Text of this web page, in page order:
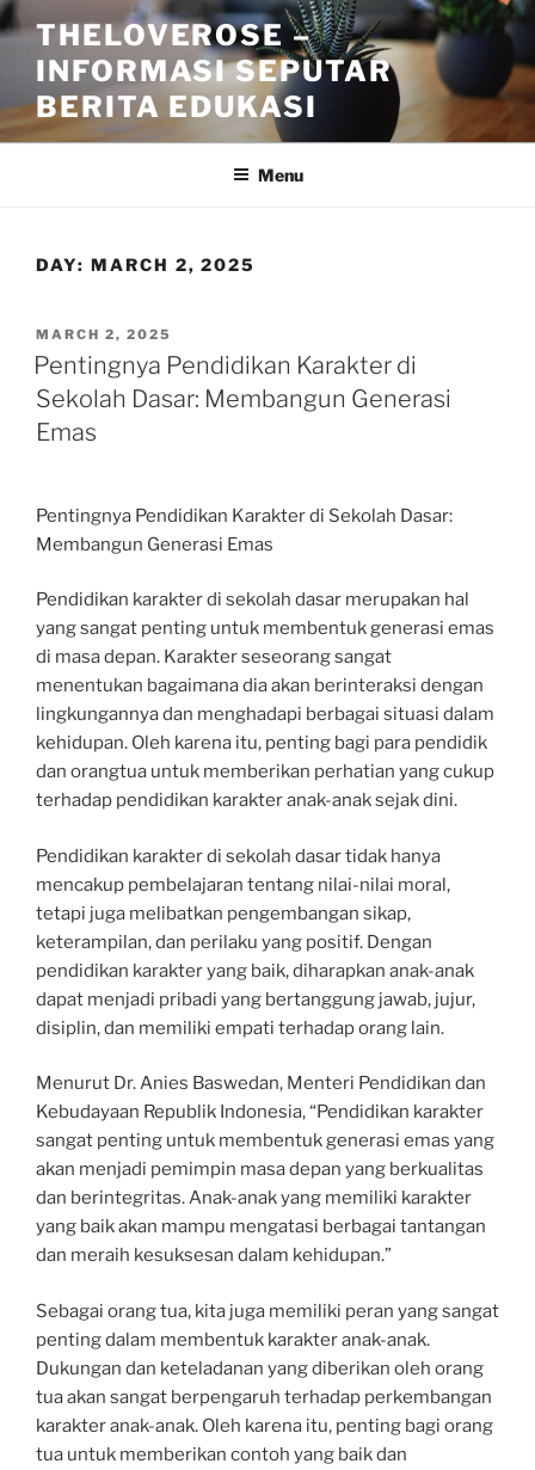
Skip
to
content
THELOVEROSE –
INFORMASI SEPUTAR
BERITA EDUKASI
Menu
DAY: MARCH 2, 2025
POSTED
ON
MARCH 2, 2025
Pentingnya Pendidikan Karakter di
Sekolah Dasar: Membangun Generasi
Emas
Pentingnya Pendidikan Karakter di Sekolah Dasar:
Membangun Generasi Emas
Pendidikan karakter di sekolah dasar merupakan hal
yang sangat penting untuk membentuk generasi emas
di masa depan. Karakter seseorang sangat
menentukan bagaimana dia akan berinteraksi dengan
lingkungannya dan menghadapi berbagai situasi dalam
kehidupan. Oleh karena itu, penting bagi para pendidik
dan orangtua untuk memberikan perhatian yang cukup
terhadap pendidikan karakter anak-anak sejak dini.
Pendidikan karakter di sekolah dasar tidak hanya
mencakup pembelajaran tentang nilai-nilai moral,
tetapi juga melibatkan pengembangan sikap,
keterampilan, dan perilaku yang positif. Dengan
pendidikan karakter yang baik, diharapkan anak-anak
dapat menjadi pribadi yang bertanggung jawab, jujur,
disiplin, dan memiliki empati terhadap orang lain.
Menurut Dr. Anies Baswedan, Menteri Pendidikan dan
Kebudayaan Republik Indonesia, “Pendidikan karakter
sangat penting untuk membentuk generasi emas yang
akan menjadi pemimpin masa depan yang berkualitas
dan berintegritas. Anak-anak yang memiliki karakter
yang baik akan mampu mengatasi berbagai tantangan
dan meraih kesuksesan dalam kehidupan.”
Sebagai orang tua, kita juga memiliki peran yang sangat
penting dalam membentuk karakter anak-anak.
Dukungan dan keteladanan yang diberikan oleh orang
tua akan sangat berpengaruh terhadap perkembangan
karakter anak-anak. Oleh karena itu, penting bagi orang
tua untuk memberikan contoh yang baik dan